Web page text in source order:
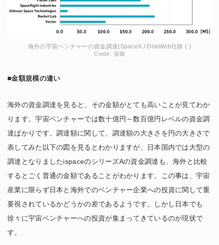
海外の宇宙ベンチャーの資金調達(SpaceX / OneWeb社除く)
Credit : 宙畑
■金額規模の違い
海外の資金調達を見ると、その金額がとても高いことが見てわか
ります。宇宙ベンチャーでは数十億円～数百億円レベルの資金調
達ばかりです。調達額に関して、調達額の大きさを円の大きさで
表してみた以下の図を見るとわかりますが、日本国内では大型の
調達となりましたispaceのシリーズAの資金調達も、海外と比較
するとごく普通の金額であることがわかります。この事は、宇宙
産業に限らず日本と海外でのベンチャー企業への投資に関して重
要視されているかどうかの差であるようです。しかし日本でも
徐々に宇宙ベンチャーへの投資が集まってきているのが現状で
す。